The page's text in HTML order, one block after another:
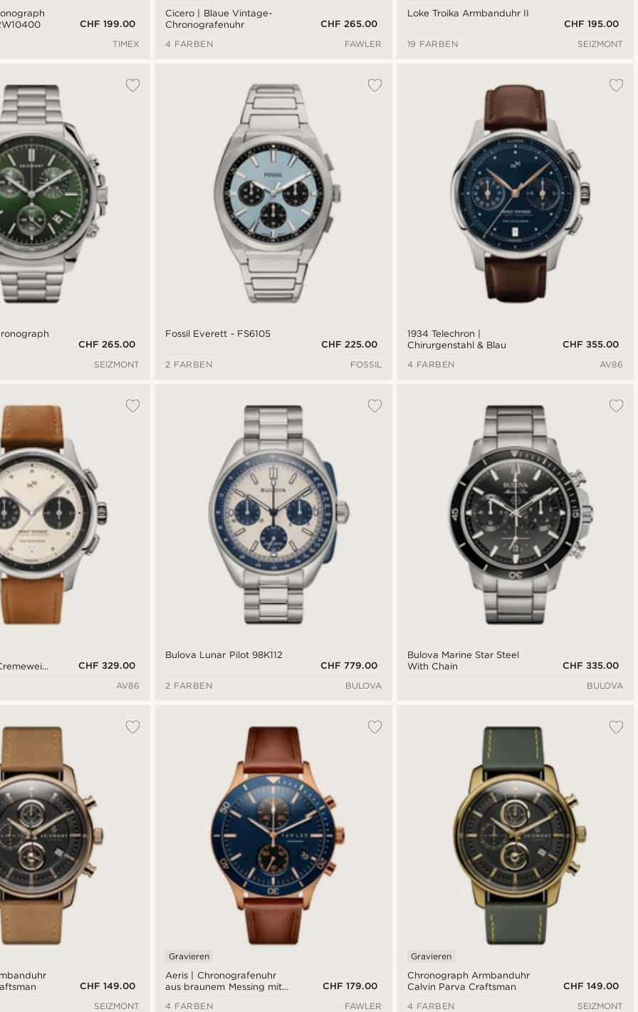
CHF 199.00
TIMEX
Cicero | Blaue Vintage-
Chronografenuhr
CHF 265.00
4 FARBEN
FAWLER
Loke Troika Armbanduhr II
CHF 195.00
19 FARBEN
SEIZMONT
CHF 265.00
SEIZMONT
Fossil Everett - FS6105
CHF 225.00
2 FARBEN
FOSSIL
1934 Telechron |
Chirurgenstahl & Blau
CHF 355.00
4 FARBEN
AV86
CHF 329.00
AV86
Bulova Lunar Pilot 98K112
CHF 779.00
2 FARBEN
BULOVA
Bulova Marine Star Steel
With Chain
CHF 335.00
BULOVA
CHF 149.00
SEIZMONT
Aeris | Chronografenuhr
aus braunem Messing mit
Gravieren
CHF 179.00
4 FARBEN
FAWLER
Chronograph Armbanduhr
Calvin Parva Craftsman
Gravieren
CHF 149.00
4 FARBEN
SEIZMONT